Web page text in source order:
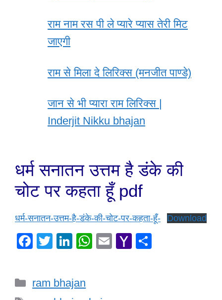
राम नाम रस पी ले प्यारे प्यास तेरी मिट
जाएगी
राम से मिला दे लिरिक्स (मनजीत पाण्डे)
जान से भी प्यारा राम लिरिक्स |
Inderjit Nikku bhajan
धर्म सनातन उत्तम है डंके की
चोट पर कहता हूँ pdf
धर्म-सनातन-उत्तम-है-डंके-की-चोट-पर-कहता-हूँ- Download
F
e
T
er
Li
e
W
E
Y
Categories
ram bhajan